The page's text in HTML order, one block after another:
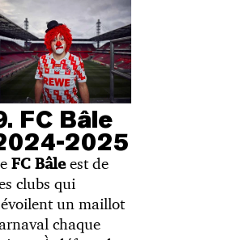
FC Bâle
2025
FC Bâleest de
clubs qui
un maillot
chaque